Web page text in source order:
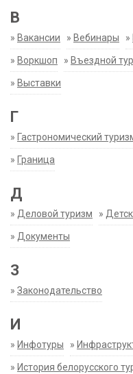
В
» Вакансии » Вебинары »
» Воркшоп » Въездной
» Выставки
Г
» Гастрономический
» Граница
Д
» Деловой туризм »
» Документы
З
» Законодательство
И
» Инфотуры »
» История белорусского